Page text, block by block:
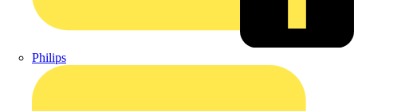
Philips